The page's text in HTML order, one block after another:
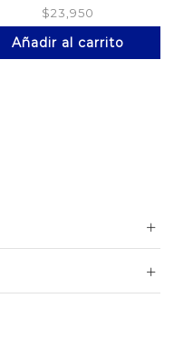
$23,950
Añadir al carrito